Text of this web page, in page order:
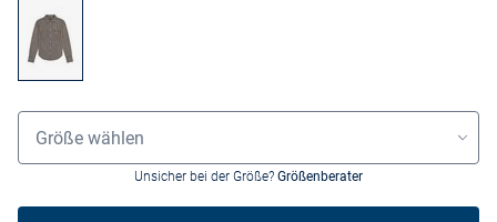
Grössenauswahl
Größe wählen
Unsicher bei der Größe? Größenberater